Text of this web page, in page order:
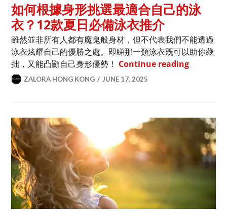
如何根據身形挑選最適合自己的泳
衣？12款夏日必備泳衣推介
雖然並非所有人都有魔鬼般身材，但不代表我們不能透過
泳衣炫耀自己的優勝之處。即睇那一類泳衣既可以助你藏
拙，又能凸顯自己身形優勢！ Continue reading如何根據
ZALORA HONG KONG JUNE 17, 2025